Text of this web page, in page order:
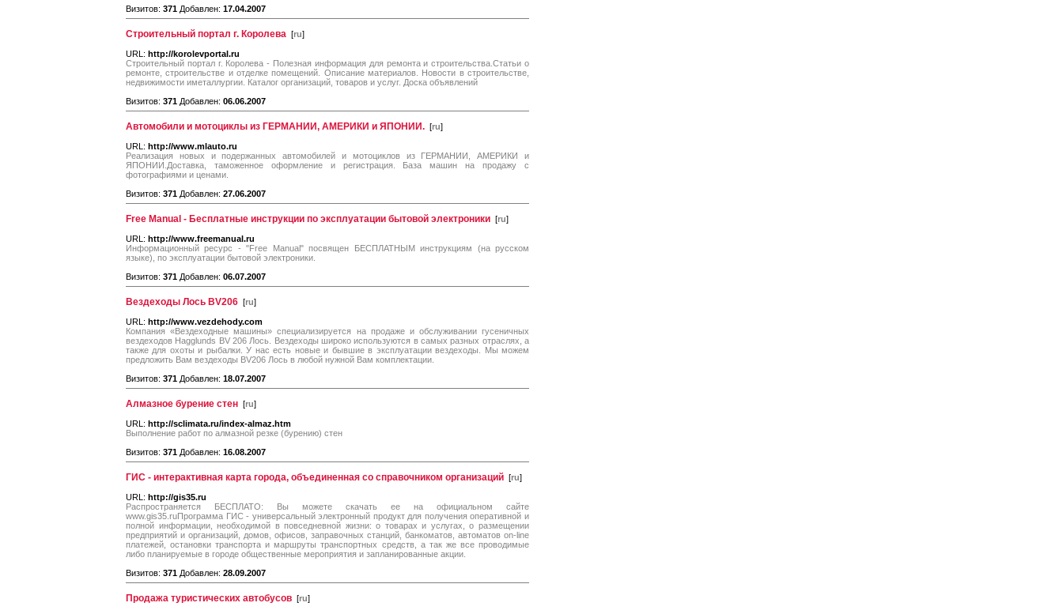
Визитов: 371 Добавлен: 17.04.2007
Строительный портал г. Королева [ru]
URL: http://korolevportal.ru
Строительный портал г. Королева - Полезная информация для ремонта и строительства.Статьи о
ремонте, строительстве и отделке помещений. Описание материалов. Новости в строительстве,
недвижимости иметаллургии. Каталог организаций, товаров и услуг. Доска объявлений
Визитов: 371 Добавлен: 06.06.2007
Автомобили и мотоциклы из ГЕРМАНИИ, АМЕРИКИ и ЯПОНИИ. [ru]
URL: http://www.mlauto.ru
Реализация новых и подержанных автомобилей и мотоциклов из ГЕРМАНИИ, АМЕРИКИ и
ЯПОНИИ.Доставка, таможенное оформление и регистрация. База машин на продажу с
фотографиями и ценами.
Визитов: 371 Добавлен: 27.06.2007
Free Manual - Бесплатные инструкции по эксплуатации бытовой электроники [ru]
URL: http://www.freemanual.ru
Информационный ресурс - "Free Manual" посвящен БЕСПЛАТНЫМ инструкциям (на русском
языке), по эксплуатации бытовой электроники.
Визитов: 371 Добавлен: 06.07.2007
Вездеходы Лось BV206 [ru]
URL: http://www.vezdehody.com
Компания «Вездеходные машины» специализируется на продаже и обслуживании гусеничных
вездеходов Hagglunds BV 206 Лось. Вездеходы широко используются в самых разных отраслях, а
также для охоты и рыбалки. У нас есть новые и бывшие в эксплуатации вездеходы. Мы можем
предложить Вам вездеходы BV206 Лось в любой нужной Вам комплектации.
Визитов: 371 Добавлен: 18.07.2007
Алмазное бурение стен [ru]
URL: http://sclimata.ru/index-almaz.htm
Выполнение работ по алмазной резке (бурению) стен
Визитов: 371 Добавлен: 16.08.2007
ГИС - интерактивная карта города, объединенная со справочником организаций [ru]
URL: http://gis35.ru
Распространяется БЕСПЛАТО: Вы можете скачать ее на официальном сайте
www.gis35.ruПрограмма ГИС - универсальный электронный продукт для получения оперативной и
полной информации, необходимой в повседневной жизни: о товарах и услугах, о размещении
предприятий и организаций, домов, офисов, заправочных станций, банкоматов, автоматов on-line
платежей, остановки транспорта и маршруты транспортных средств, а так же все проводимые
либо планируемые в городе общественные мероприятия и запланированные акции.
Визитов: 371 Добавлен: 28.09.2007
Продажа туристических автобусов [ru]